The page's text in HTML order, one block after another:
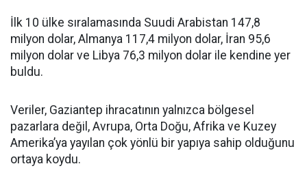
İlk 10 ülke sıralamasında Suudi Arabistan 147,8
milyon dolar, Almanya 117,4 milyon dolar, İran 95,6
milyon dolar ve Libya 76,3 milyon dolar ile kendine yer
buldu.
Veriler, Gaziantep ihracatının yalnızca bölgesel
pazarlara değil, Avrupa, Orta Doğu, Afrika ve Kuzey
Amerika’ya yayılan çok yönlü bir yapıya sahip olduğunu
ortaya koydu.